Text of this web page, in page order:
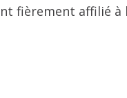
fièrement affilié à